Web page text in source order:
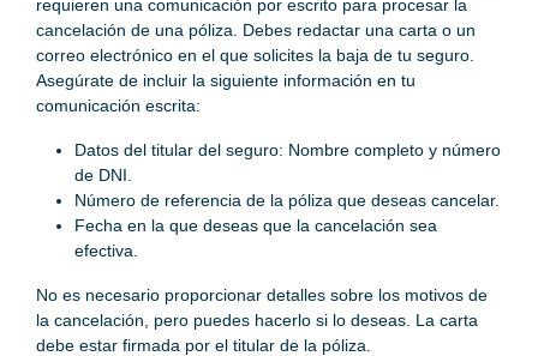
requieren una comunicación por escrito para procesar la
cancelación de una póliza. Debes redactar una carta o un
correo electrónico en el que solicites la baja de tu seguro.
Asegúrate de incluir la siguiente información en tu
comunicación escrita:
Datos del titular del seguro: Nombre completo y número
de DNI.
Número de referencia de la póliza que deseas cancelar.
Fecha en la que deseas que la cancelación sea
efectiva.
No es necesario proporcionar detalles sobre los motivos de
la cancelación, pero puedes hacerlo si lo deseas. La carta
debe estar firmada por el titular de la póliza.